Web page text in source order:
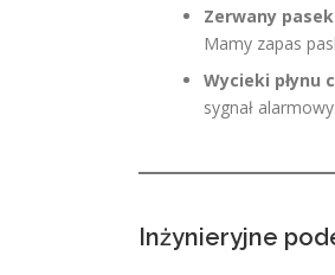
Zerwany
Mamy zapas
Wycieki płynu
sygnał
Inżynieryjne